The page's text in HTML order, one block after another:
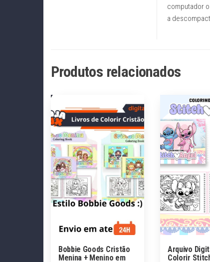
computador
a
Produtos relacionados
Bobbie Goods Cristão
Menina + Menino em
Arquivo
Colorir